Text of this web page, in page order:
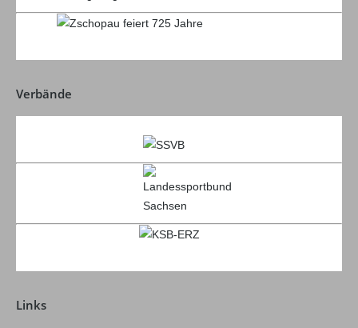
Verbände
Links